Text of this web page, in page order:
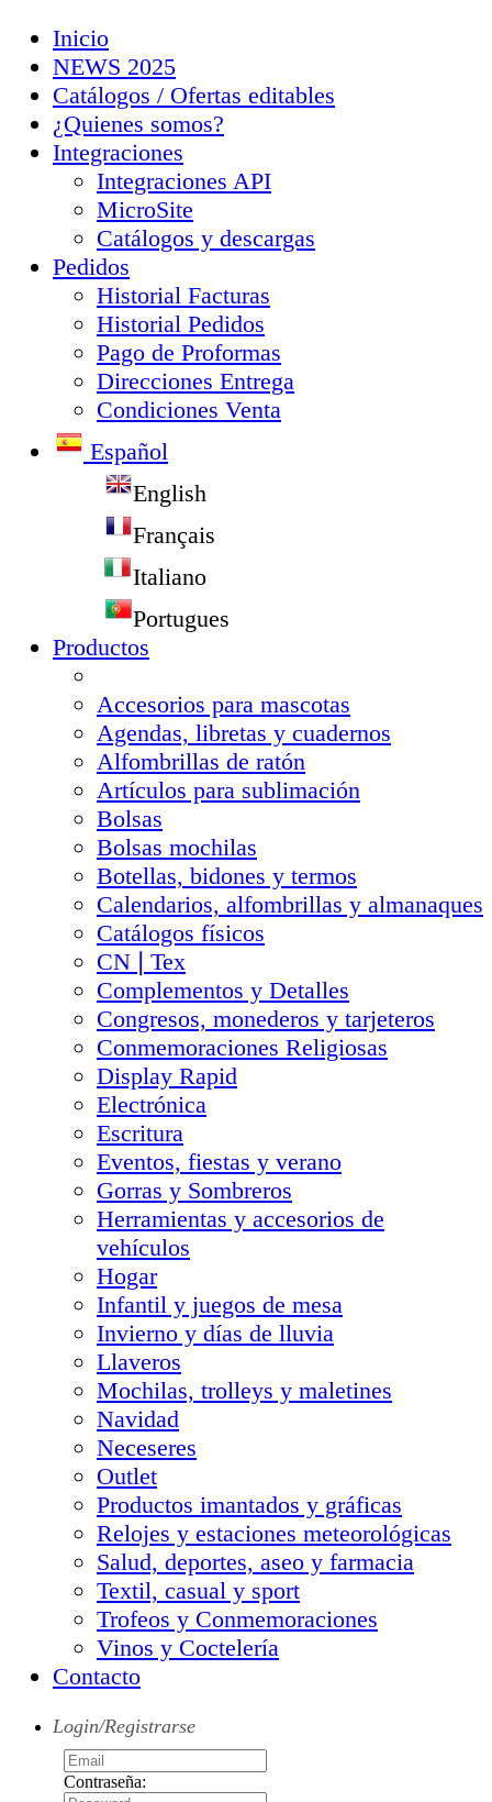
Inicio
NEWS 2025
Catálogos / Ofertas editables
¿Quienes somos?
Integraciones
Integraciones API
MicroSite
Catálogos y descargas
Pedidos
Historial Facturas
Historial Pedidos
Pago de Proformas
Direcciones Entrega
Condiciones Venta
Español
English
Français
Italiano
Portugues
Productos
Accesorios para mascotas
Agendas, libretas y cuadernos
Alfombrillas de ratón
Artículos para sublimación
Bolsas
Bolsas mochilas
Botellas, bidones y termos
Calendarios, alfombrillas y almanaques
Catálogos físicos
CN❘Tex
Complementos y Detalles
Congresos, monederos y tarjeteros
Conmemoraciones Religiosas
Display Rapid
Electrónica
Escritura
Eventos, fiestas y verano
Gorras y Sombreros
Herramientas y accesorios de
vehículos
Hogar
Infantil y juegos de mesa
Invierno y días de lluvia
Llaveros
Mochilas, trolleys y maletines
Navidad
Neceseres
Outlet
Productos imantados y gráficas
Relojes y estaciones meteorológicas
Salud, deportes, aseo y farmacia
Textil, casual y sport
Trofeos y Conmemoraciones
Vinos y Coctelería
Contacto
Login/Registrarse
Contraseña: